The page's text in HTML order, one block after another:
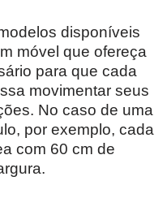
disponíveis
móvel que ofereça
para que cada
movimentar seus
No caso de uma
por exemplo, cada
com 60 cm de